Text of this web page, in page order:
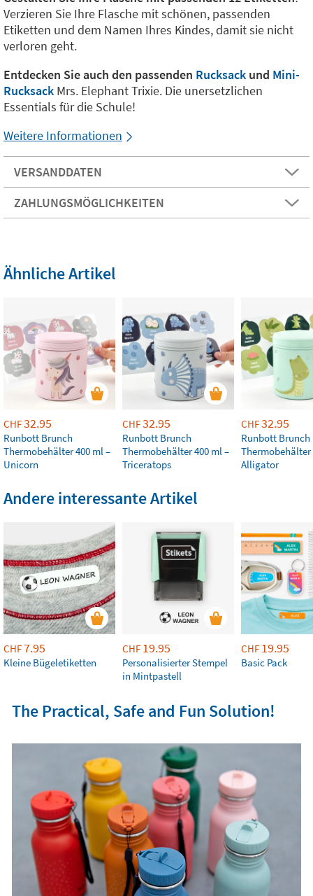
Verzieren Sie Ihre Flasche mit schönen, passenden
Etiketten und dem Namen Ihres Kindes, damit sie nicht
verloren geht.
Entdecken Sie auch den passenden Rucksack und Mini-
Rucksack Mrs. Elephant Trixie. Die unersetzlichen
Essentials für die Schule!
Weitere Informationen
VERSANDDATEN
ZAHLUNGSMÖGLICHKEITEN
Ähnliche Artikel
CHF32.95
Runbott Brunch
Thermobehälter 400 ml –
Unicorn
CHF32.95
Runbott Brunch
Thermobehälter 400 ml –
Triceratops
CHF32.95
Runbott Brunch
Thermobehälter
Alligator
Andere interessante Artikel
CHF7.95
Kleine Bügeletiketten
CHF 19.95
Personalisierter Stempel
in Mintpastell
CHF 19.95
Basic Pack
The Practical, Safe and Fun Solution!